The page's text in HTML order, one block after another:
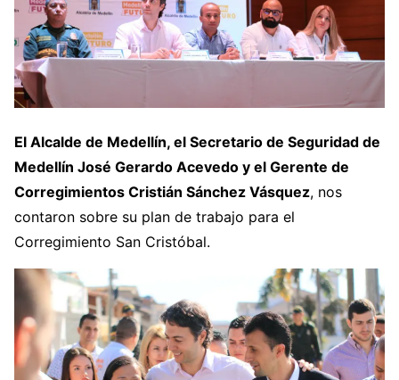
El Alcalde de Medellín, el Secretario de Seguridad de
Medellín José Gerardo Acevedo y el Gerente de
Corregimientos Cristián Sánchez Vásquez, nos
contaron sobre su plan de trabajo para el
Corregimiento San Cristóbal.